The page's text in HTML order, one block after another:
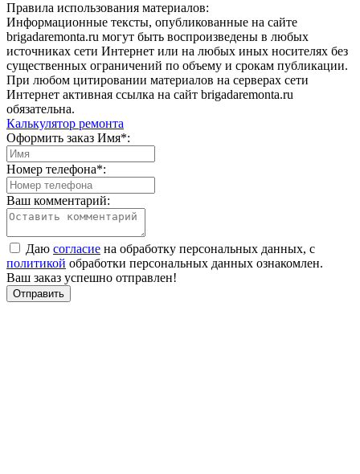
Правила использования материалов:
Информационные тексты, опубликованные на сайте
brigadaremonta.ru могут быть воспроизведены в любых
источниках сети Интернет или на любых иных носителях без
существенных ограничений по объему и срокам публикации.
При любом цитировании материалов на серверах сети
Интернет активная ссылка на сайт brigadaremonta.ru
обязательна.
Калькулятор ремонта
Оформить заказ Имя*:
Номер телефона*:
Ваш комментарий:
Даю согласие на обработку персональных данных, с
политикой обработки персональных данных ознакомлен.
Ваш заказ успешно отправлен!